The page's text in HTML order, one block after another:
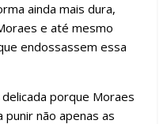
ainda mais dura,
e até mesmo
endossassem essa
porque Moraes
não apenas as